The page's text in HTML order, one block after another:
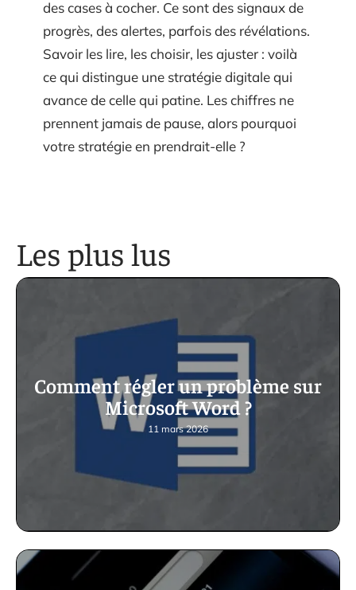
des cases à cocher. Ce sont des signaux de
progrès, des alertes, parfois des révélations.
Savoir les lire, les choisir, les ajuster : voilà
ce qui distingue une stratégie digitale qui
avance de celle qui patine. Les chiffres ne
prennent jamais de pause, alors pourquoi
votre stratégie en prendrait-elle ?
Les plus lus
Comment régler un problème sur
Microsoft Word ?
11 mars 2026